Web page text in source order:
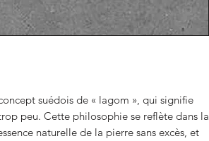
suédois de « lagom », qui signifie
peu. Cette philosophie se reflète dans la
naturelle de la pierre sans excès, et